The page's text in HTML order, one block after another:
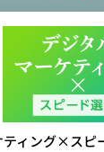
ティング×スピ